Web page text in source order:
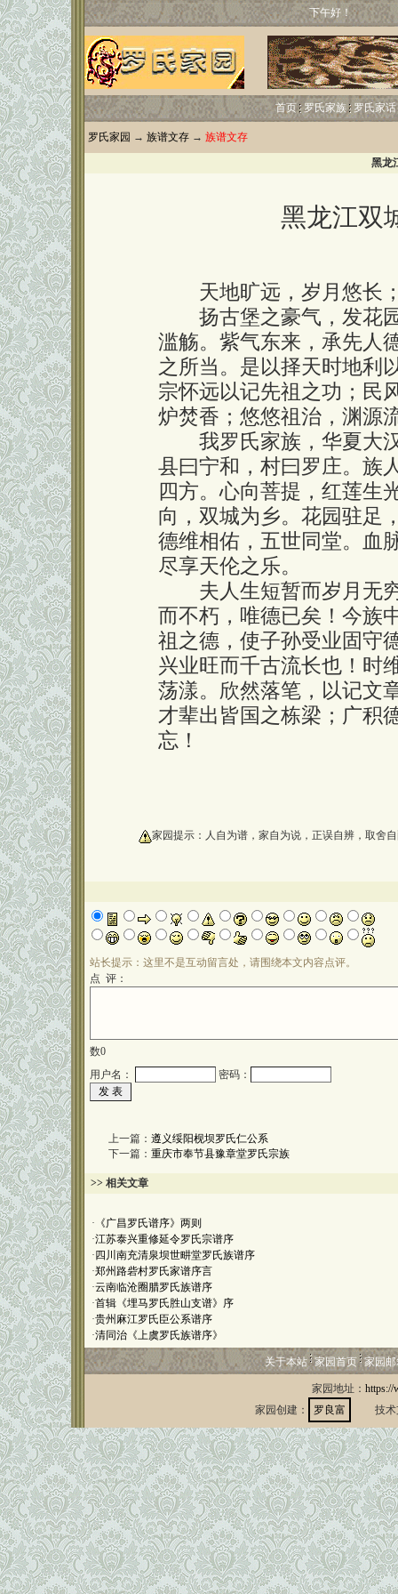
下午好！
首页 罗氏家族 罗氏家话
罗氏家园 → 族谱文存 → 族谱文存
黑龙
黑龙江双
天地旷远，岁月悠长；
扬古堡之豪气，发花园
滥觞。紫气东来，承先人
之所当。是以择天时地利
宗怀远以记先祖之功；民
炉焚香；悠悠祖治，渊源
我罗氏家族，华夏大汉
县曰宁和，村曰罗庄。族
四方。心向菩提，红莲生
向，双城为乡。花园驻足
德维相佑，五世同堂。血
尽享天伦之乐。
夫人生短暂而岁月无穷
而不朽，唯德已矣！今族
祖之德，使子孙受业固守
兴业旺而千古流长也！时
荡漾。欣然落笔，以记文
才辈出皆国之栋梁；广积
忘！
家园提示：人自为谱，家自为说，正误自辨，取舍
站长提示：这里不是互动留言处，请围绕本文内容点评。
点 评：
数0
用户名：
密码：
上一篇： 遵义绥阳枧坝罗氏仁公系
下一篇： 重庆市奉节县豫章堂罗氏宗族
>> 相关文章
· 《广昌罗氏谱序》两则
·江苏泰兴重修延令罗氏宗谱序
· 四川南充清泉坝世畊堂罗氏族谱序
·郑州路砦村罗氏家谱序言
·云南临沧圈腊罗氏族谱序
·首辑《埋马罗氏胜山支谱》序
·贵州麻江罗氏臣公系谱序
·清同治《上虞罗氏族谱序》
关于本站 家园首页 家园
家园地址： https://
家园创建：
罗良富 技术